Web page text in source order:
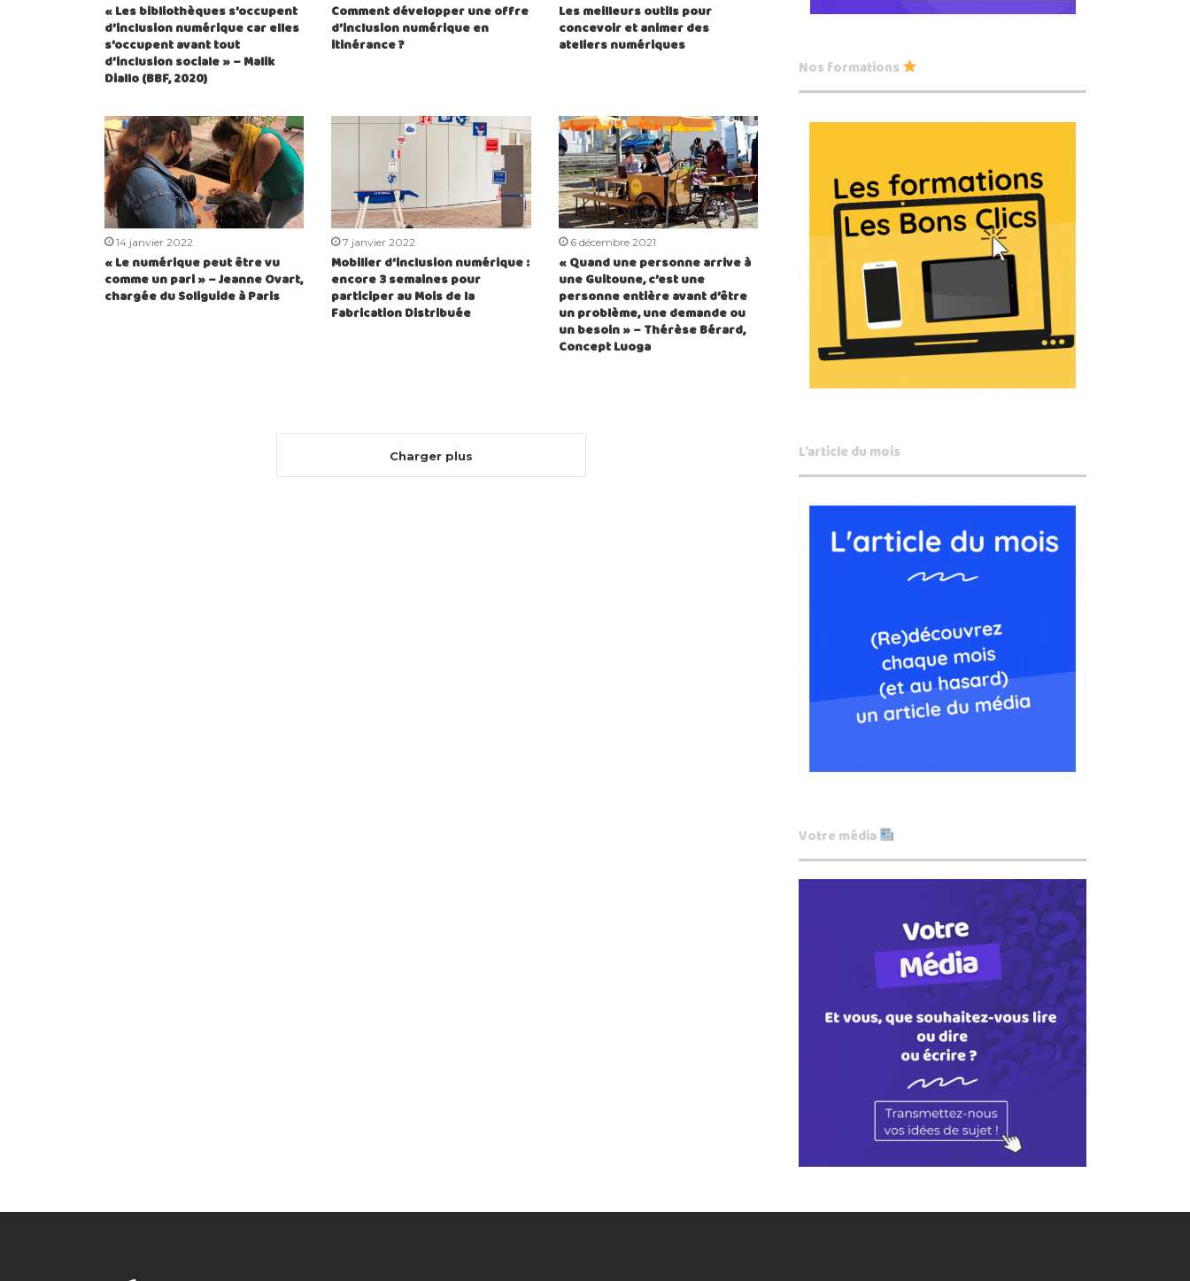
« Les bibliothèques s’occupent
d’inclusion numérique car elles
s’occupent avant tout
d’inclusion sociale » – Malik
Diallo (BBF, 2020)
Comment développer une offre
d’inclusion numérique en
itinérance ?
Les meilleurs outils pour
concevoir et animer des
ateliers numériques
14 janvier 2022
« Le numérique peut être vu
comme un pari » – Jeanne Ovart,
chargée du Soliguide à Paris
7 janvier 2022
Mobilier d’inclusion numérique :
encore 3 semaines pour
participer au Mois de la
Fabrication Distribuée
6 décembre 2021
« Quand une personne arrive à
une Guitoune, c’est une
personne entière avant d’être
un problème, une demande ou
un besoin » – Thérèse Bérard,
Concept Luoga
Charger plus
Nos formations
L’article du mois
Votre média